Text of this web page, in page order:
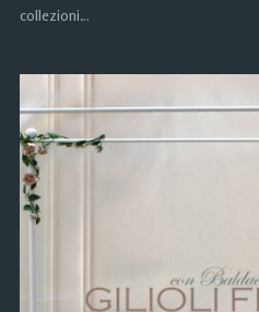
collezioni…